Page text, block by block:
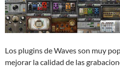
Los plugins de Waves son muy
mejorar la calidad de las